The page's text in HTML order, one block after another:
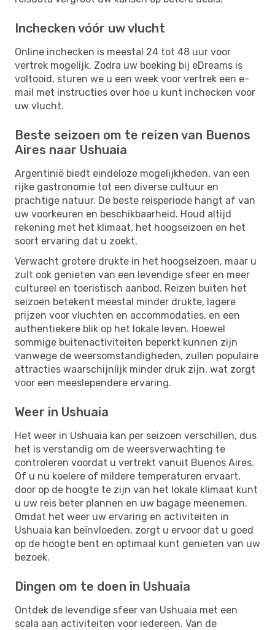
Inchecken vóór uw vlucht
Online inchecken is meestal 24 tot 48 uur voor
vertrek mogelijk. Zodra uw boeking bij eDreams is
voltooid, sturen we u een week voor vertrek een e-
mail met instructies over hoe u kunt inchecken voor
uw vlucht.
Beste seizoen om te reizen van Buenos
Aires naar Ushuaia
Argentinië biedt eindeloze mogelijkheden, van een
rijke gastronomie tot een diverse cultuur en
prachtige natuur. De beste reisperiode hangt af van
uw voorkeuren en beschikbaarheid. Houd altijd
rekening met het klimaat, het hoogseizoen en het
soort ervaring dat u zoekt.
Verwacht grotere drukte in het hoogseizoen, maar u
zult ook genieten van een levendige sfeer en meer
cultureel en toeristisch aanbod. Reizen buiten het
seizoen betekent meestal minder drukte, lagere
prijzen voor vluchten en accommodaties, en een
authentiekere blik op het lokale leven. Hoewel
sommige buitenactiviteiten beperkt kunnen zijn
vanwege de weersomstandigheden, zullen populaire
attracties waarschijnlijk minder druk zijn, wat zorgt
voor een meeslependere ervaring.
Weer in Ushuaia
Het weer in Ushuaia kan per seizoen verschillen, dus
het is verstandig om de weersverwachting te
controleren voordat u vertrekt vanuit Buenos Aires.
Of u nu koelere of mildere temperaturen ervaart,
door op de hoogte te zijn van het lokale klimaat kunt
u uw reis beter plannen en uw bagage meenemen.
Omdat het weer uw ervaring en activiteiten in
Ushuaia kan beïnvloeden, zorgt u ervoor dat u goed
op de hoogte bent en optimaal kunt genieten van uw
bezoek.
Dingen om te doen in Ushuaia
Ontdek de levendige sfeer van Ushuaia met een
scala aan activiteiten voor iedereen. Van de